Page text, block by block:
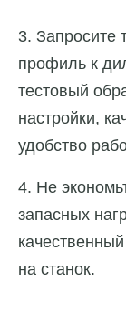
3. Запросите
профиль к
тестовый
настройки,
удобство
4. Не
запасных
на станок.